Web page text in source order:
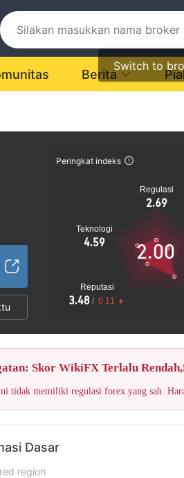
Switch to
Berita
Peringkat indeks
Regulasi
2.69
Teknologi
4.59
Reputasi
3.48 / 0.11
2.00
Skor WikiFX Terlalu
tidak memiliki regulasi forex yang sah.
Dasar
region